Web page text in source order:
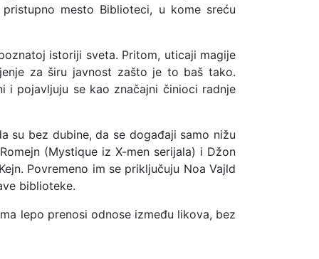
mesto Biblioteci, u kome sreću
istoriji sveta. Pritom, uticaji magije
za širu javnost zašto je to baš tako.
i pojavljuju se kao značajni činioci radnje
su bez dubine, da se događaji samo nižu
(Mystique iz X-men serijala) i Džon
Povremeno im se priključuju Noa Vajld
biblioteke.
lepo prenosi odnose između likova, bez